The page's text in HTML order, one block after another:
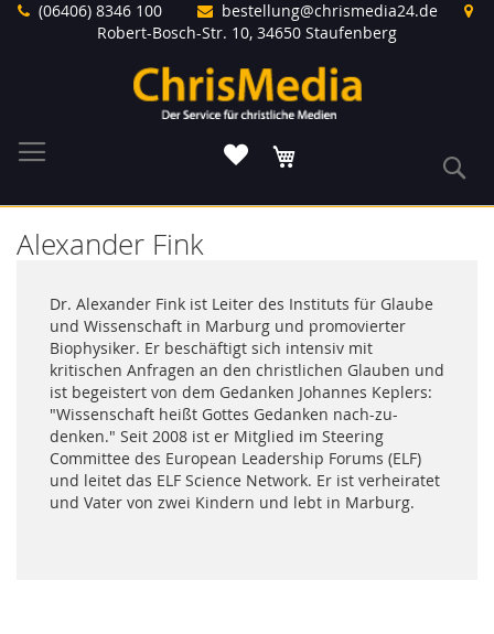
Direkt(06406) 8346 100
bestellung@chrismedia24.de
Robert-Bosch-Str. 10, 34650 Staufenberg
Alexander Fink
Dr. Alexander Fink ist Leiter des Instituts für Glaube
und Wissenschaft in Marburg und promovierter
Biophysiker. Er beschäftigt sich intensiv mit
kritischen Anfragen an den christlichen Glauben und
ist begeistert von dem Gedanken Johannes Keplers:
"Wissenschaft heißt Gottes Gedanken nach-zu-
denken." Seit 2008 ist er Mitglied im Steering
Committee des European Leadership Forums (ELF)
und leitet das ELF Science Network. Er ist verheiratet
und Vater von zwei Kindern und lebt in Marburg.